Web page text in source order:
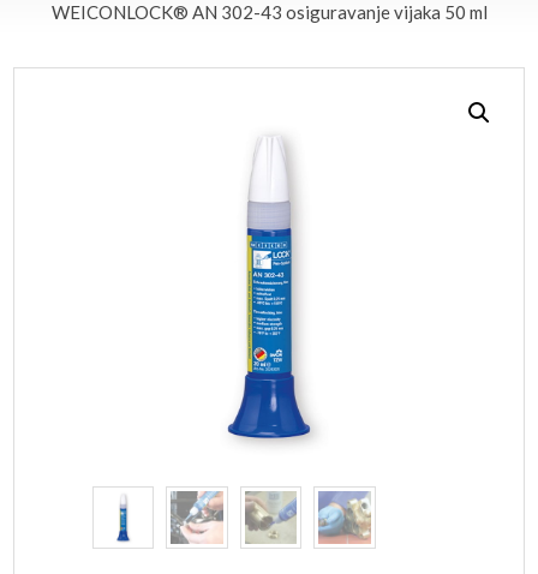
WEICONLOCK® AN 302-43 osiguravanje vijaka 50 ml